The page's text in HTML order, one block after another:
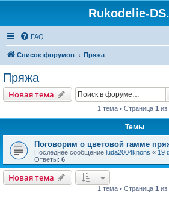
Rukodelie-
FAQ
Список форумов Пряжа
Пряжа
Новая тема
1 тема • Страница 1 из
Темы
Поговорим о цветовой гамме
Последнее сообщение luda2004knons « 19
Ответы: 6
Новая тема
1 тема • Страница 1 из